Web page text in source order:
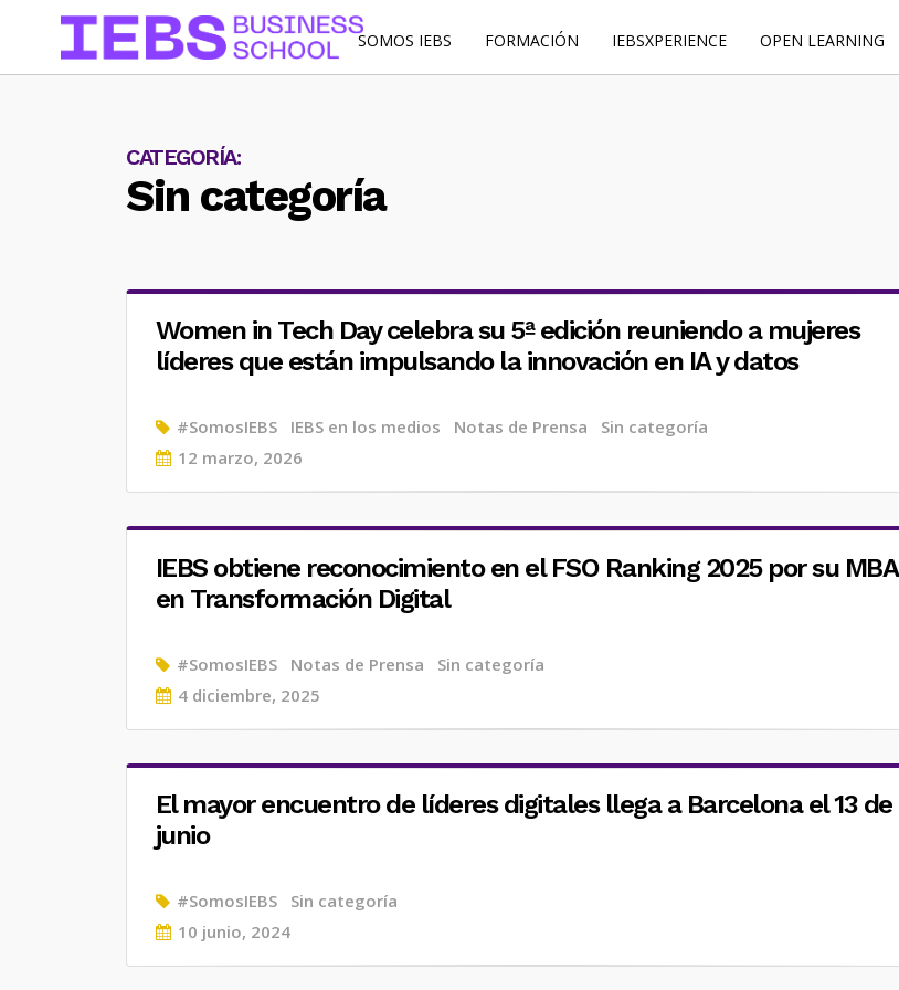
SOMOS IEBS FORMACIÓN IEBSXPERIENCE OPEN LEARNING
CATEGORÍA:
Sin categoría
Women in Tech Day celebra su 5ª edición reuniendo a mujeres
líderes que están impulsando la innovación en IA y datos
#SomosIEBS IEBS en los medios Notas de Prensa Sin categoría
Posted
12 marzo, 2026
IEBS obtiene reconocimiento en el FSO Ranking 2025 por su MBA
en Transformación Digital
#SomosIEBS Notas de Prensa Sin categoría
Posted
4 diciembre, 2025
El mayor encuentro de líderes digitales llega a Barcelona el 13 de
junio
#SomosIEBS Sin categoría
Posted
10 junio, 2024